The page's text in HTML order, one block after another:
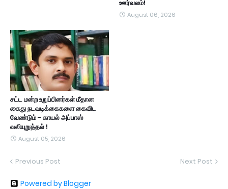
ஊர்வலம்!
August 06, 2026
சட்ட மன்ற உறுப்பினர்கள் மீதான
கைது நடவடிக்கைகளை கைவிட
வேண்டும் - காயல் அப்பாஸ்
வலியுறுத்தல் !
August 05, 2026
Previous Post Next Post
Powered by Blogger